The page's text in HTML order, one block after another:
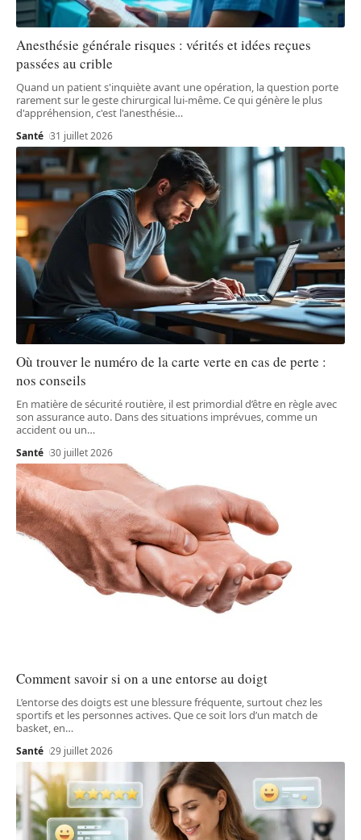
Anesthésie générale risques : vérités et idées reçues
passées au crible
Quand un patient s'inquiète avant une opération, la question porte
rarement sur le geste chirurgical lui-même. Ce qui génère le plus
d'appréhension, c'est l'anesthésie…
Santé 31 juillet 2026
Où trouver le numéro de la carte verte en cas de perte :
nos conseils
En matière de sécurité routière, il est primordial d’être en règle avec
son assurance auto. Dans des situations imprévues, comme un
accident ou un…
Santé 30 juillet 2026
Comment savoir si on a une entorse au doigt
L’entorse des doigts est une blessure fréquente, surtout chez les
sportifs et les personnes actives. Que ce soit lors d’un match de
basket, en…
Santé 29 juillet 2026